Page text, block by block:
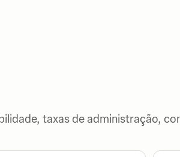
taxas de administração,